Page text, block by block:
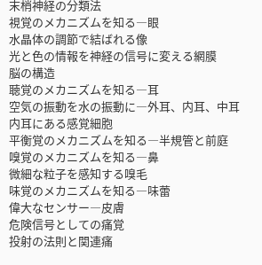
末梢神経の分類法
視覚のメカニズムを知る—眼
水晶体の調節で結ばれる像
光と色の情報を神経の信号に変える網膜
脳の構造
聴覚のメカニズムを知る—耳
空気の振動を水の振動に—外耳、内耳、中耳
内耳にある感覚細胞
平衡覚のメカニズムを知る—半規管と前庭
嗅覚のメカニズムを知る—鼻
微細な粒子を感知する嗅毛
味覚のメカニズムを知る—味蕾
偉大なセンサー—皮膚
危険信号としての痛覚
投射の法則と関連痛